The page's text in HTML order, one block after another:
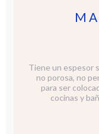
Tiene un espesor
no porosa, no
para ser
cocinas y